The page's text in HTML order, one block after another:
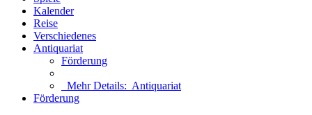
Kalender
Reise
Verschiedenes
Antiquariat
Förderung
Mehr Details: Antiquariat
Förderung